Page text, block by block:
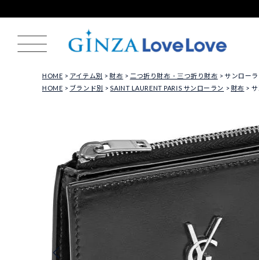
HOME アイテム別 財布 二つ折り財布・三つ折り財布
サンロー
HOME
ブランド別 SAINT LAURENT PARIS サンローラン 財布